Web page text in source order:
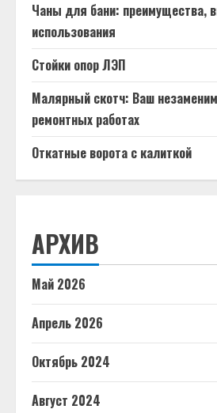
Чаны для бани: преимущества,
использования
Стойки опор ЛЭП
Малярный скотч: Ваш
ремонтных работах
Откатные ворота с калиткой
АРХИВ
Май 2026
Апрель 2026
Октябрь 2024
Август 2024